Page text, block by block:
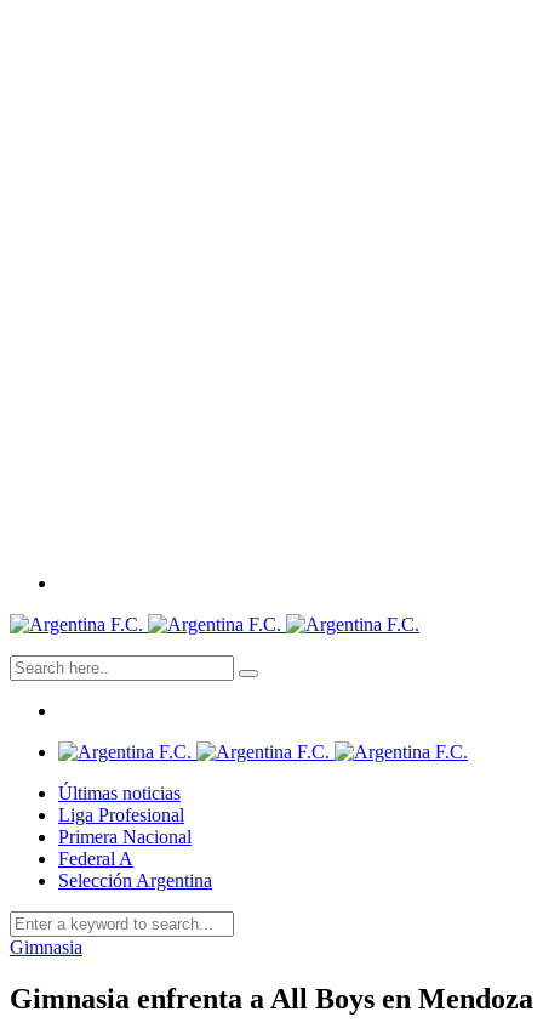
Últimas noticias
Liga Profesional
Primera Nacional
Federal A
Selección Argentina
Gimnasia
Gimnasia enfrenta a All Boys en Mendoza